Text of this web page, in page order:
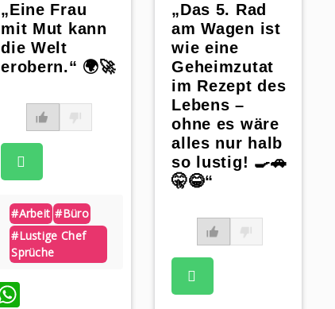
„Eine Frau
mit Mut kann
die Welt
erobern.“ 🌍🚀
#arbeit #büro
#lustige Chef
Sprüche
WhatsApp
„Das 5. Rad
am Wagen ist
wie eine
Geheimzutat
im Rezept des
Lebens –
ohne es wäre
alles nur halb
so lustig! 🍳🚗
🤫😂“